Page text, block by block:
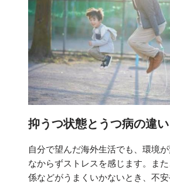
抑うつ状態とうつ病の違い
自分で望んだ海外生活でも、環境
なからずストレスを感じます。ま
係などがうまくいかないとき、不